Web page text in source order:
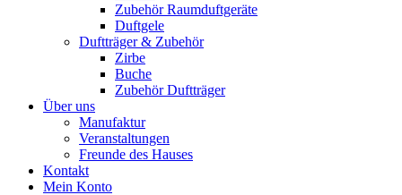
Zubehör Raumduftgeräte
Duftgele
Duftträger & Zubehör
Zirbe
Buche
Zubehör Duftträger
Über uns
Manufaktur
Veranstaltungen
Freunde des Hauses
Kontakt
Mein Konto